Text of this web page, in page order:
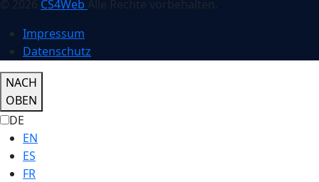
© 2026 CS4Web Alle Rechte vorbehalten.
Impressum
Datenschutz
NACH
OBEN
DE
EN
ES
FR